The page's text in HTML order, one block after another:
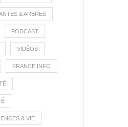
& ARBRES
PODCAST
VIDÉOS
FRANCE INFO
& VIE